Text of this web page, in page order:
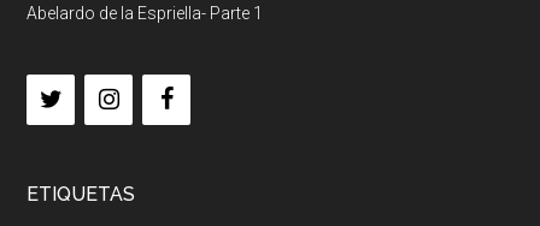
Abelardo de la Espriella- Parte 1
ETIQUETAS